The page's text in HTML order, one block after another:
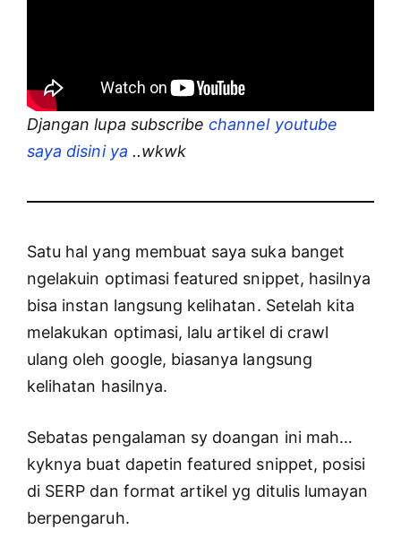
Djangan lupa subscribechannel youtube
saya disini ya ..wkwk
Satu hal yang membuat saya suka banget
ngelakuin optimasi featured snippet, hasilnya
bisa instan langsung kelihatan. Setelah kita
melakukan optimasi, lalu artikel di crawl
ulang oleh google, biasanya langsung
kelihatan hasilnya.
Sebatas pengalaman sy doangan ini mah…
kyknya buat dapetin featured snippet, posisi
di SERP dan format artikel yg ditulis lumayan
berpengaruh.